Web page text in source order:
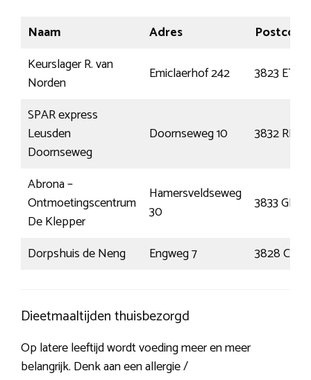
Naam Adres
Postcode
Keurslager R. van
Norden
Emiclaerhof 242
3823 ET
SPAR express
Leusden
Doornseweg
Doornseweg 10 3832 RL
Abrona –
Ontmoetingscentrum
De Klepper
Hamersveldseweg
30
3833 GR
Dorpshuis de Neng Engweg 7 3828 CJ
Dieetmaaltijden thuisbezorgd
Op latere leeftijd wordt voeding meer en meer
belangrijk. Denk aan een allergie /